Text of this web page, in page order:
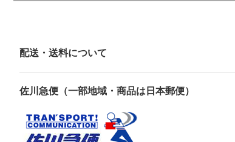
配送・送料について
佐川急便（一部地域・商品は日本郵便）